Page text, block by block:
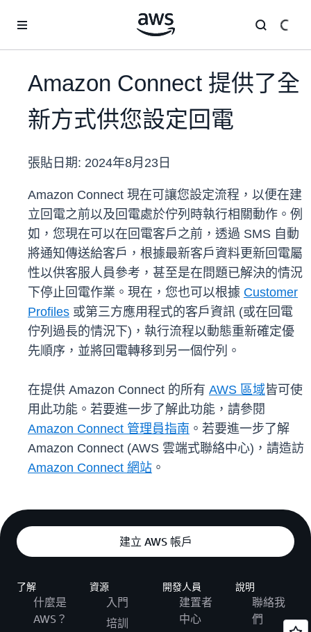
Amazon Connect 提供了全
新方式供您設定回電
張貼日期: 2024年8月23日
Amazon Connect 現在可讓您設定流程，以便在建
立回電之前以及回電處於佇列時執行相關動作。例
如，您現在可以在回電客戶之前，透過 SMS 自動
將通知傳送給客戶，根據最新客戶資料更新回電屬
性以供客服人員參考，甚至是在問題已解決的情況
下停止回電作業。現在，您也可以根據 Customer
Profiles 或第三方應用程式的客戶資訊 (或在回電
佇列過長的情況下)，執行流程以動態重新確定優
先順序，並將回電轉移到另一個佇列。
在提供 Amazon Connect 的所有 AWS 區域皆可使
用此功能。若要進一步了解此功能，請參閱
Amazon Connect 管理員指南 。若要進一步了解
Amazon Connect (AWS 雲端式聯絡中心)，請造訪
Amazon Connect 網站 。
建立 AWS 帳戶
了解
什麼是
AWS？
資源
入門
培訓
開發人員
建置者
中心
說明
聯絡我
們